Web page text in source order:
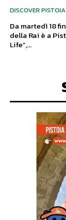
DISCOVER PISTOIA
Da martedì 18
della Rai è a
Life”,...